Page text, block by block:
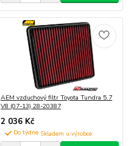
AEM vzduchový filtr Toyota Tundra 5.7
V8 (07-13) 28-20387
2 036 Kč
Do týdne